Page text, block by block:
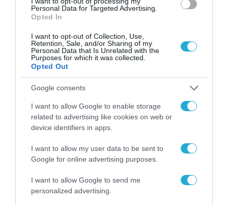
Personal Data for Targeted Advertising.
Opted In
I want to opt-out of Collection, Use,
Retention, Sale, and/or Sharing of my
Personal Data that Is Unrelated with the
Purposes for which it was collected.
Opted Out
Google consents
I want to allow Google to enable storage
related to advertising like cookies on web or
device identifiers in apps.
I want to allow my user data to be sent to
Google for online advertising purposes.
I want to allow Google to send me
personalized advertising.
KΛΙΜΑΤΙΣΜΟΣ
έως τον αναζωογονητικό εξαερισμό, το
σύστημα Climate της akubela εξασφαλίζει μια
υγιεινή και φιλόξενη ατμόσφαιρα. Πρόκειται
για ένα ευέλικτο σύστημα με πολλαπλές
επιλογές συνδεσιμότητας προσαρμοζόμενο
σε διάφορα συστήματα HVAC σε παγκόσμια
κλίμακα, με τη δημιουργία της τέλειας
ατμόσφαιρας να είναι παιχνιδάκι!
Η αυτόματη ρύθμιση της θερμοκρασίας, της
υγρασίας και της κίνησης των συστημάτων
σκίασης ανάλογα με τις καιρικές συνθήκες